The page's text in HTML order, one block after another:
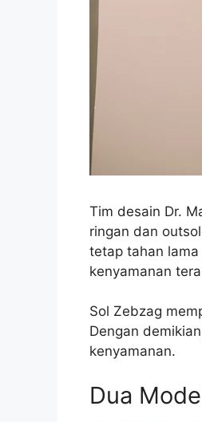
Tim desain Dr.
ringan dan
tetap tahan
kenyamanan
Sol Zebzag
Dengan
kenyamanan.
Dua